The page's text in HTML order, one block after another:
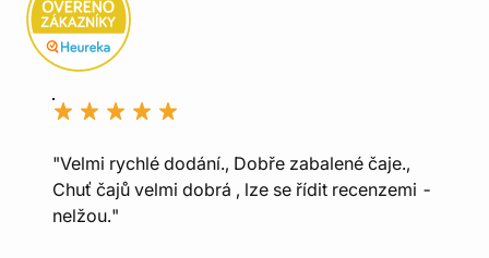
"Velmi rychlé dodání., Dobře zabalené čaje.,
Chuť čajů velmi dobrá , lze se řídit recenzemi -
nelžou."